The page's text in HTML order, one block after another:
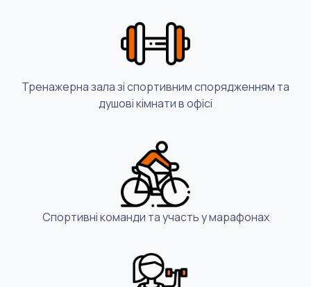
Тренажерна зала зі спортивним спорядженням та
душові кімнати в офісі
Спортивні команди та участь у марафонах